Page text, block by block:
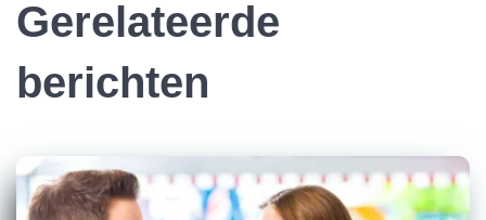
Gerelateerde
berichten